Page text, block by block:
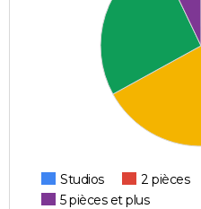
Studios 2 pièces
5 pièces et plus